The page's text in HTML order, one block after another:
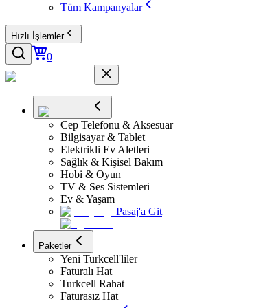
Tüm Kampanyalar
Hızlı İşlemler
0
Cep Telefonu & Aksesuar
Bilgisayar & Tablet
Elektrikli Ev Aletleri
Sağlık & Kişisel Bakım
Hobi & Oyun
TV & Ses Sistemleri
Ev & Yaşam
Pasaj'a Git
Paketler
Yeni Turkcell'liler
Faturalı Hat
Turkcell Rahat
Faturasız Hat